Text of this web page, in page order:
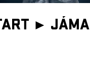
► JÁMA